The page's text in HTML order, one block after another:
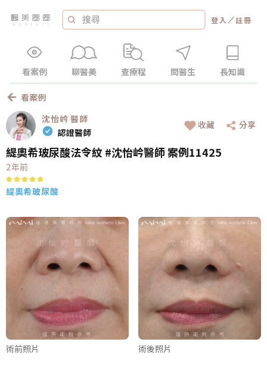
登入 ／註冊
看案例 聊醫美 查療程 問醫生 長知識
看案例
沈怡岒 醫師
認證醫師
收藏 分享
緹奧希玻尿酸法令紋 #沈怡岒醫師 案例11425
2年前
緹奧希玻尿酸
術前照片 術後照片